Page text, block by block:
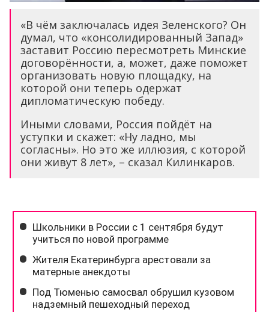
«В чём заключалась идея Зеленского? Он
думал, что «консолидированный Запад»
заставит Россию пересмотреть Минские
договорённости, а, может, даже поможет
организовать новую площадку, на
которой они теперь одержат
дипломатическую победу.
Иными словами, Россия пойдёт на
уступки и скажет: «Ну ладно, мы
согласны». Но это же иллюзия, с которой
они живут 8 лет», – сказал Килинкаров.